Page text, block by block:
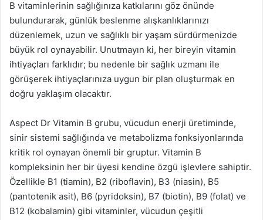
B vitaminlerinin sağlığınıza katkılarını göz önünde
bulundurarak, günlük beslenme alışkanlıklarınızı
düzenlemek, uzun ve sağlıklı bir yaşam sürdürmenizde
büyük rol oynayabilir. Unutmayın ki, her bireyin vitamin
ihtiyaçları farklıdır; bu nedenle bir sağlık uzmanı ile
görüşerek ihtiyaçlarınıza uygun bir plan oluşturmak en
doğru yaklaşım olacaktır.
Aspect Dr Vitamin B grubu, vücudun enerji üretiminde,
sinir sistemi sağlığında ve metabolizma fonksiyonlarında
kritik rol oynayan önemli bir gruptur. Vitamin B
kompleksinin her bir üyesi kendine özgü işlevlere sahiptir.
Özellikle B1 (tiamin), B2 (riboflavin), B3 (niasin), B5
(pantotenik asit), B6 (pyridoksin), B7 (biotin), B9 (folat) ve
B12 (kobalamin) gibi vitaminler, vücudun çeşitli